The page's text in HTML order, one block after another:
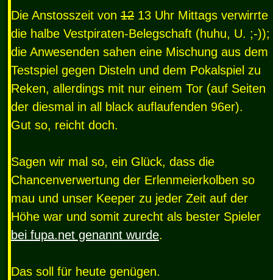
Die Anstosszeit von 12 13 Uhr Mittags verwirrte
die halbe Vestpiraten-Belegschaft (huhu, U. ;-));
die Anwesenden sahen eine Mischung aus dem
Testspiel gegen Disteln und dem Pokalspiel zu
Reken, allerdings mit nur einem Tor (auf Seiten
der diesmal in all black auflaufenden 96er).
Gut so, reicht doch.
Sagen wir mal so, ein Glück, dass die
Chancenverwertung der Erlenmeierkolben so
mau und unser Keeper zu jeder Zeit auf der
Höhe war und somit zurecht als bester Spieler
bei fupa.net genannt wurde.
Das soll für heute genügen.